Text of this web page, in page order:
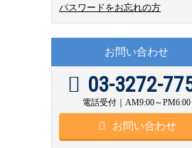
パスワードをお忘れの方
お問い合わせ
03-3272-
電話受付｜AM9:00～PM6:00
お問い合わせ